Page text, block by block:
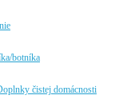
botníka
čistej domácnosti